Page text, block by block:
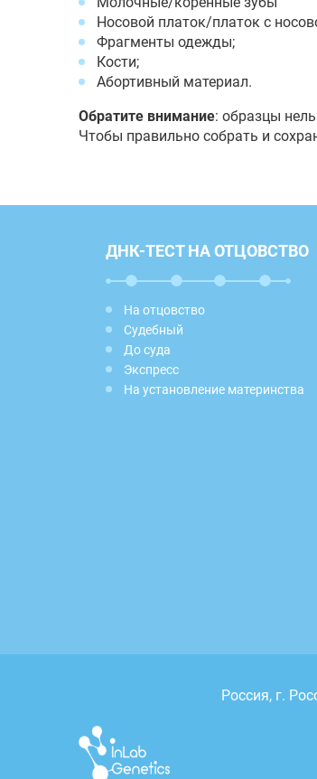
Носовой платок/платок с
Фрагменты одежды;
Кости;
Абортивный материал.
Обратите внимание: образцы
Чтобы правильно собрать и
ДНК-ТЕСТ НА ОТЦОВСТВО
На отцовство
Судебный
До суда
Экспресс
На установление материнства
Россия, г.